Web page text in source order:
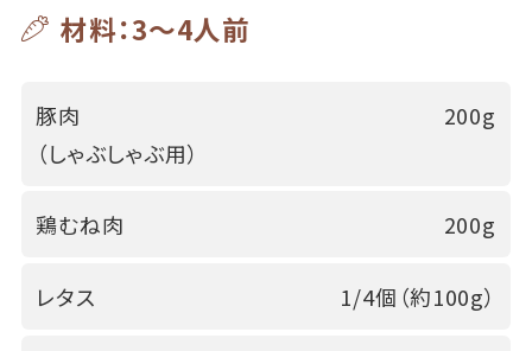
材料：3～4人前
豚肉
（しゃぶしゃぶ用）
200g
鶏むね肉 200g
レタス 1/4個（約100g）